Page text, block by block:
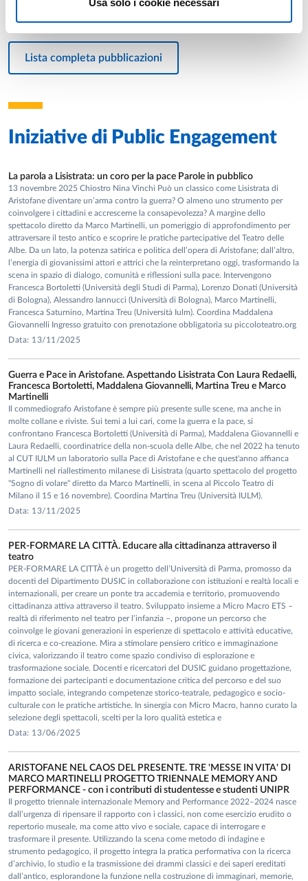
Usa solo i cookie necessari
Lista completa pubblicazioni
Iniziative di Public Engagement
La parola a Lisistrata: un coro per la pace Parole in pubblico
13 novembre 2025 Chiostro Nina Vinchi Può un classico come Lisistrata di
Aristofane diventare un’arma contro la guerra? O almeno uno strumento per
coinvolgere i cittadini e accrescerne la consapevolezza? A margine dello
spettacolo diretto da Marco Martinelli, un pomeriggio di approfondimento per
attraversare il testo antico e scoprire le pratiche partecipative del Teatro delle
Albe. Da un lato, la potenza satirica e politica dell’opera di Aristofane; dall’altro,
l’energia di giovanissimi attori e attrici che la reinterpretano oggi, trasformando la
scena in spazio di dialogo, comunità e riflessioni sulla pace. Intervengono
Francesca Bortoletti (Università degli Studi di Parma), Lorenzo Donati (Università
di Bologna), Alessandro Iannucci (Università di Bologna), Marco Martinelli,
Francesca Saturnino, Martina Treu (Università Iulm). Coordina Maddalena
Giovannelli Ingresso gratuito con prenotazione obbligatoria su piccoloteatro.org
Data: 13/11/2025
Guerra e Pace in Aristofane. Aspettando Lisistrata Con Laura Redaelli,
Francesca Bortoletti, Maddalena Giovannelli, Martina Treu e Marco
Martinelli
Il commediografo Aristofane è sempre più presente sulle scene, ma anche in
molte collane e riviste. Sui temi a lui cari, come la guerra e la pace, si
confrontano Francesca Bortoletti (Università di Parma), Maddalena Giovannelli e
Laura Redaelli, coordinatrice della non-scuola delle Albe, che nel 2022 ha tenuto
al CUT IULM un laboratorio sulla Pace di Aristofane e che quest'anno affianca
Martinelli nel riallestimento milanese di Lisistrata (quarto spettacolo del progetto
"Sogno di volare" diretto da Marco Martinelli, in scena al Piccolo Teatro di
Milano il 15 e 16 novembre). Coordina Martina Treu (Università IULM).
Data: 13/11/2025
PER-FORMARE LA CITTÀ. Educare alla cittadinanza attraverso il
teatro
PER-FORMARE LA CITTÀ è un progetto dell’Università di Parma, promosso da
docenti del Dipartimento DUSIC in collaborazione con istituzioni e realtà locali e
internazionali, per creare un ponte tra accademia e territorio, promuovendo
cittadinanza attiva attraverso il teatro. Sviluppato insieme a Micro Macro ETS –
realtà di riferimento nel teatro per l’infanzia –, propone un percorso che
coinvolge le giovani generazioni in esperienze di spettacolo e attività educative,
di ricerca e co-creazione. Mira a stimolare pensiero critico e immaginazione
civica, valorizzando il teatro come spazio condiviso di esplorazione e
trasformazione sociale. Docenti e ricercatori del DUSIC guidano progettazione,
formazione dei partecipanti e documentazione critica del percorso e del suo
impatto sociale, integrando competenze storico-teatrale, pedagogico e socio-
culturale con le pratiche artistiche. In sinergia con Micro Macro, hanno curato la
selezione degli spettacoli, scelti per la loro qualità estetica e
Data: 13/06/2025
ARISTOFANE NEL CAOS DEL PRESENTE. TRE 'MESSE IN VITA' DI
MARCO MARTINELLI PROGETTO TRIENNALE MEMORY AND
PERFORMANCE - con i contributi di studentesse e studenti UNIPR
Il progetto triennale internazionale Memory and Performance 2022–2024 nasce
dall’urgenza di ripensare il rapporto con i classici, non come esercizio erudito o
repertorio museale, ma come atto vivo e sociale, capace di interrogare e
trasformare il presente. Utilizzando la scena come metodo di indagine e
strumento pedagogico, il progetto integra la pratica performativa con la ricerca
d’archivio, lo studio e la trasmissione dei drammi classici e dei saperi ereditati
dall’antico, esplorandone la funzione nella costruzione di immaginari, memorie,